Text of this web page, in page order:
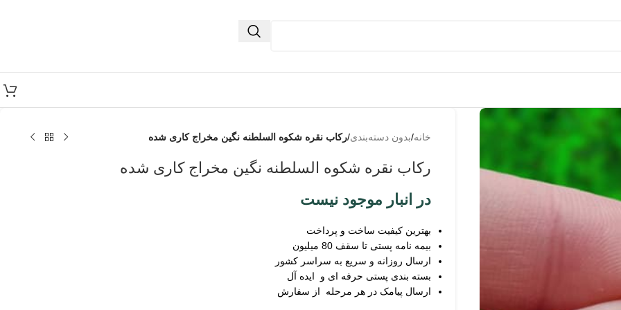
خانه/بدون دسته‌بندی/رکاب نقره شکوه السلطنه نگین مخراج کاری شده
رکاب نقره شکوه السلطنه نگین مخراج کاری شده
در انبار موجود نیست
بهترین کیفیت ساخت و پرداخت
بیمه نامه پستی تا سقف 80 میلیون
ارسال روزانه و سریع به سراسر کشور
بسته بندی پستی حرفه ای و ایده آل
ارسال پیامک در هر مرحله از سفارش